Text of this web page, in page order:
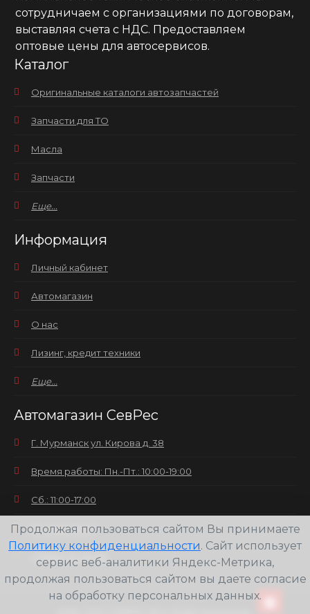
сотрудничаем с организациями по договорам,
выставляя счета с НДС. Предоставляем
оптовые цены для автосервисов.
Каталог
Оригинальные каталоги автозапчастей
Запчасти для ТО
Масла
Запчасти
Еще...
Информация
Личный кабинет
Автомагазин
О нас
Лизинг, кредит техники
Еще...
Автомагазин СевРес
Г. Мурманск ул. Кирова д. 38
Время работы: Пн.-Пт.: 10:00-19:00
Сб.: 11:00-17:00
Вс.: выходной
+7(8152) 25-30-58
Продолжая пользоваться сайтом Вы принимаете
Политику конфиденциальности. Сайт использует
сервис веб-аналитики Яндекс-Метрика,
продолжая пользоваться сайтом вы даете согласие
на обработку персональных данных.